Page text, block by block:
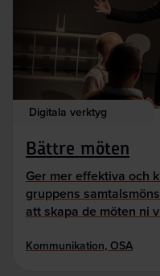
Digitala verktyg
Bättre möten
Ger mer effektiva och
gruppens
att skapa de möten ni
Kommunikation, OSA